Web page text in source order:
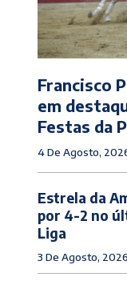
Francisco
em
Festas da
4 De Agosto,
Estrela da
por 4-2 no
Liga
3 De Agosto, 2026